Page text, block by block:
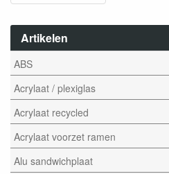
Artikelen
ABS
Acrylaat / plexiglas
Acrylaat recycled
Acrylaat voorzet ramen
Alu sandwichplaat